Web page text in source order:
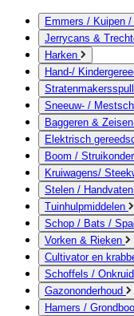
Emmers / Kuipen
Jerrycans &
Harken
Hand-/
Sneeuw- /
Baggeren & Zeisen
Elektrisch
Boom /
Kruiwagens/
Stelen / Handvaten
Tuinhulpmiddelen
Schop / Bats /
Vorken & Rieken
Cultivator en
Schoffels /
Gazononderhoud
Hamers /